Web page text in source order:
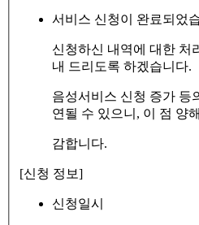
서비스 신청이 완료되었
신청하신 내역에 대한 처
내 드리도록 하겠습니다.
음성서비스 신청 증가 등
연될 수 있으니, 이 점 양
감합니다.
[신청 정보]
신청일시